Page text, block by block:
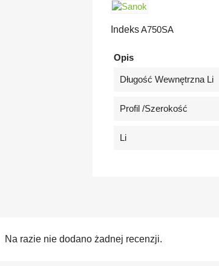
IndeksA750SA
Opis
Długość Wewnętrzna Li
Profil /szerokość
Li
Na razie nie dodano żadnej recenzji.